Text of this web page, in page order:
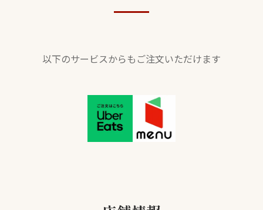
以下のサービスからもご注文いただけます